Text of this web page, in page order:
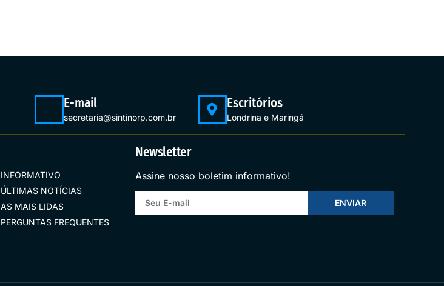
E-mail
secretaria@sintinorp.com.br
Escritórios
Londrina e Maringá
INFORMATIVO
ÚLTIMAS NOTÍCIAS
AS MAIS LIDAS
PERGUNTAS FREQUENTES
Newsletter
Assine nosso boletim informativo!
ENVIAR